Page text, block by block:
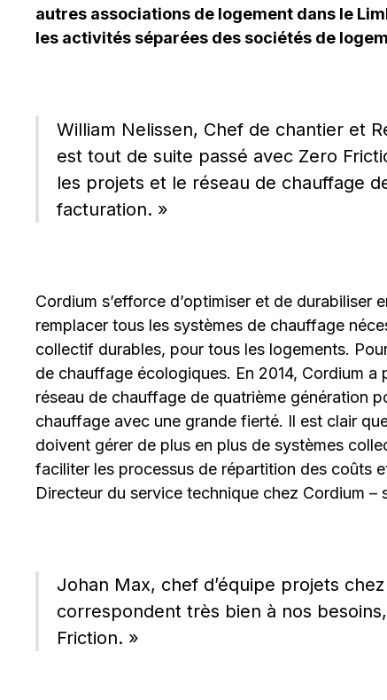
autres associations de logement dans le
les activités séparées des sociétés de
William Nelissen, Chef de chantier et
est tout de suite passé avec Zero
les projets et le réseau de chauffage
facturation. »
Cordium s’efforce d’optimiser et de durabiliser
remplacer tous les systèmes de chauffage
collectif durables, pour tous les logements.
de chauffage écologiques. En 2014, Cordium
réseau de chauffage de quatrième génération
chauffage avec une grande fierté. Il est clair
doivent gérer de plus en plus de systèmes
faciliter les processus de répartition des coûts
Directeur du service technique chez Cordium –
Johan Max, chef d’équipe projets
correspondent très bien à nos
Friction. »